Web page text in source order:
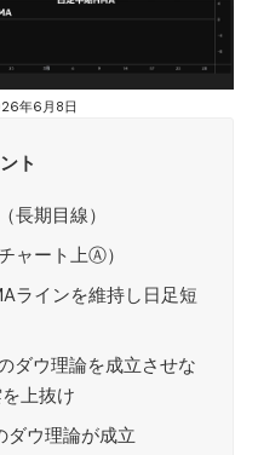
年6月8日
ト
長期目線）
チャート上Ⓐ）
ラインを維持し日足短
ダウ理論を成立させな
上抜け
ダウ理論が成立